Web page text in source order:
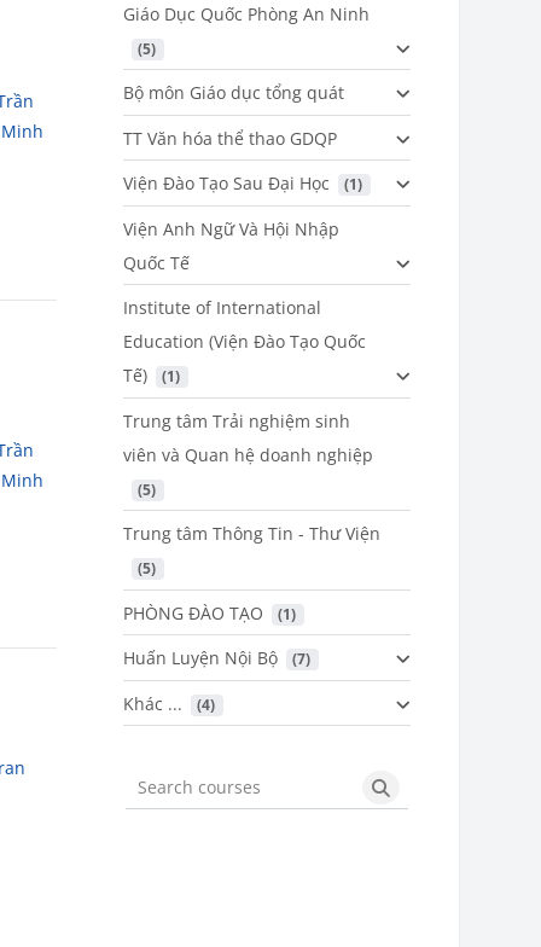
Giáo Dục Quốc Phòng An Ninh
(5)
Bộ môn Giáo dục tổng quát
TT Văn hóa thể thao GDQP
Viện Đào Tạo Sau Đại Học
(1)
Viện Anh Ngữ Và Hội Nhập
Quốc Tế
Institute of International
Education (Viện Đào Tạo Quốc
Tế)
(1)
Trung tâm Trải nghiệm sinh
viên và Quan hệ doanh nghiệp
(5)
Trung tâm Thông Tin - Thư Viện
(5)
PHÒNG ĐÀO TẠO (1)
Huấn Luyện Nội Bộ (7)
Khác ... (4)
Search courses Search courses